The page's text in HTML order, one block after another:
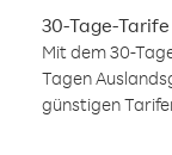
30-Tage-Tarife
Mit dem 30-
Tagen
günstigen